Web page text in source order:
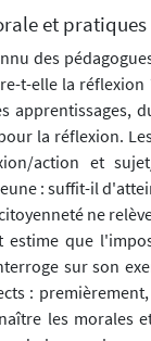
et pratiques
des
t-elle la réflexion
apprentissages,
la réflexion.
action et
: suffit-il
ne
estime que
sur son
:
les morales